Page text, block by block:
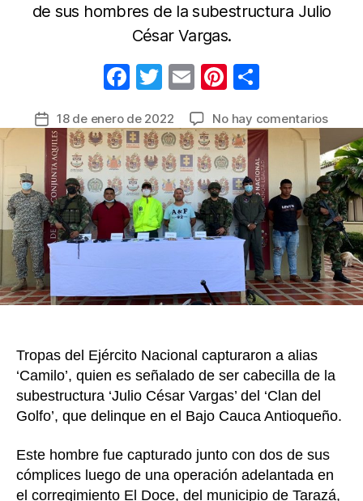
de sus hombres de la subestructura Julio
César Vargas.
F
c
e
b
o
o
T
itt
er
E
ail
Pi
er
e
st
m
p
ar
tir
Fecha
de
la
entrada
18 de enero de 2022 No hay comentariosen
alias
del
‘Clan
del
Golfo’
en
el
Tropas del Ejército Nacional capturaron a alias
‘Camilo’, quien es señalado de ser cabecilla de la
subestructura ‘Julio César Vargas’ del ‘Clan del
Golfo’, que delinque en el Bajo Cauca Antioqueño.
Este hombre fue capturado junto con dos de sus
cómplices luego de una operación adelantada en
el corregimiento El Doce, del municipio de Tarazá,